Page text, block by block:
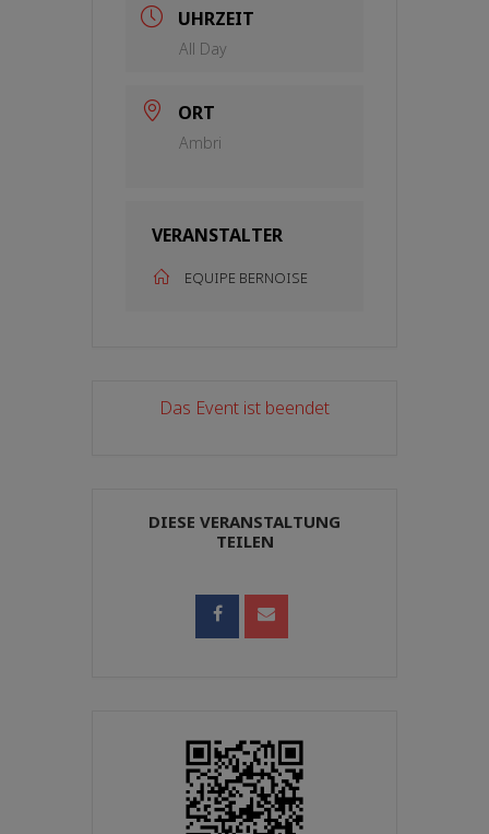
UHRZEIT
All Day
ORT
Ambri
VERANSTALTER
EQUIPE BERNOISE
Das Event ist beendet
DIESE VERANSTALTUNG
TEILEN